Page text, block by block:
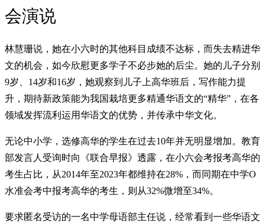
会演说
林慧珊说，她在小六时的其他科目成绩不达标，而失去精进华
文的机会，如今欣慰更多学子不必步她的后尘。她的儿子分别
9岁、14岁和16岁，她观察到儿子上高华班后，写作能力提
升，期待新政策能为我国栽培更多精通华语文的“精华”，在各
领域发挥流利运用华语文的优势，并传承中华文化。
无论中小学，选修高华的学生在过去10年并无明显增加。教育
部发言人受询时向《联合早报》透露，在小六会考报考高华的
考生占比，从2014年至2023年都维持在28%，而同期在中学O
水准会考中报考高华的考生，则从32%微增至34%。
要求匿名受访的一名中学母语部主任说，经常看到一些华语文